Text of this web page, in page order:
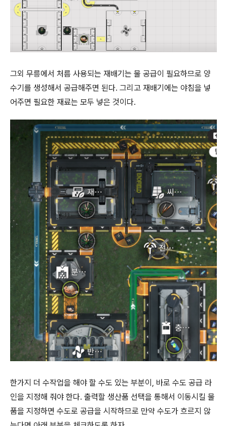
그외 무릉에서 처름 사용되는 재배기는 물 공급이 필요하므로 양
수기를 생성해서 공급해주면 된다. 그리고 재배기에는 야침을 넣
어주면 필요한 재료는 모두 넣은 것이다.
한가지 더 수작업을 해야 할 수도 있는 부분이, 바로 수도 공급 라
인을 지정해 줘야 한다. 출력할 생산품 선택을 통해서 이동시킬 물
품을 지정하면 수도로 공급을 시작하므로 만약 수도가 흐르지 않